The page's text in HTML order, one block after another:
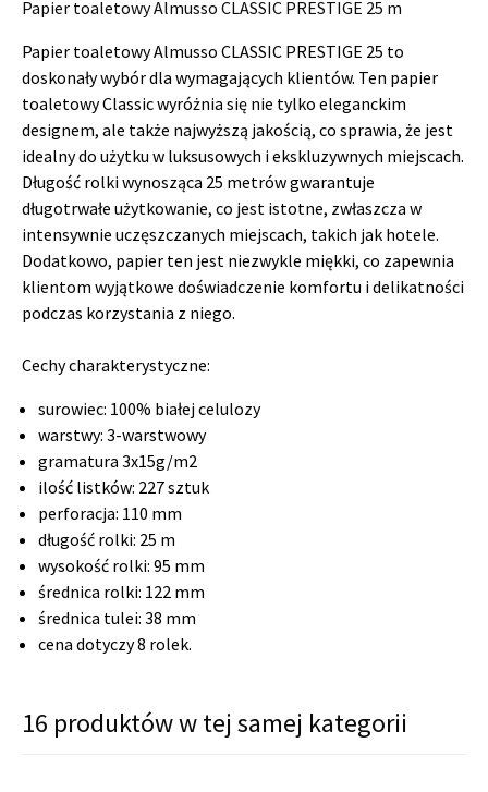
Papier toaletowy Almusso CLASSIC PRESTIGE 25 m
Papier toaletowy Almusso CLASSIC PRESTIGE 25 to
doskonały wybór dla wymagających klientów. Ten papier
toaletowy Classic wyróżnia się nie tylko eleganckim
designem, ale także najwyższą jakością, co sprawia, że jest
idealny do użytku w luksusowych i ekskluzywnych miejscach.
Długość rolki wynosząca 25 metrów gwarantuje
długotrwałe użytkowanie, co jest istotne, zwłaszcza w
intensywnie uczęszczanych miejscach, takich jak hotele.
Dodatkowo, papier ten jest niezwykle miękki, co zapewnia
klientom wyjątkowe doświadczenie komfortu i delikatności
podczas korzystania z niego.
Cechy charakterystyczne:
surowiec: 100% białej celulozy
warstwy: 3-warstwowy
gramatura 3x15g/m2
ilość listków: 227 sztuk
perforacja: 110 mm
długość rolki: 25 m
wysokość rolki: 95 mm
średnica rolki: 122 mm
średnica tulei: 38 mm
cena dotyczy 8 rolek.
16 produktów w tej samej kategorii